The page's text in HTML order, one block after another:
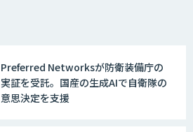
Preferred Networksが防衛装備庁の
実証を受託。国産の生成AIで自衛隊の
意思決定を支援